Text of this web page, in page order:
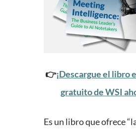
👉¡Descargue el libro
gratuito de WSI
Es un libro que ofrece